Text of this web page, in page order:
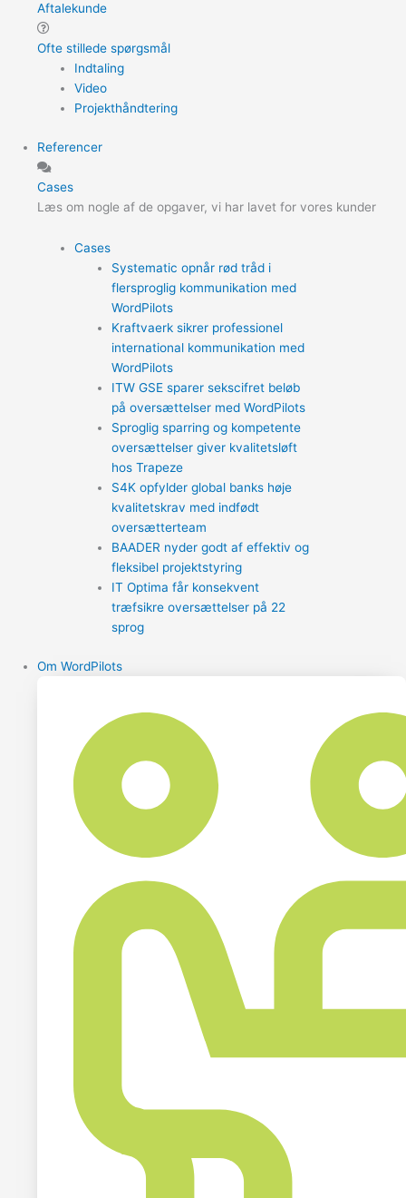
Aftalekunde
Ofte stillede spørgsmål
Indtaling
Video
Projekthåndtering
Referencer
Cases
Læs om nogle af de opgaver, vi har lavet for vores kunder
Cases
Systematic opnår rød tråd i
flersproglig kommunikation med
WordPilots
Kraftvaerk sikrer professionel
international kommunikation med
WordPilots
ITW GSE sparer sekscifret beløb
på oversættelser med WordPilots
Sproglig sparring og kompetente
oversættelser giver kvalitetsløft
hos Trapeze
S4K opfylder global banks høje
kvalitetskrav med indfødt
oversætterteam
BAADER nyder godt af effektiv og
fleksibel projektstyring
IT Optima får konsekvent
træfsikre oversættelser på 22
sprog
Om WordPilots